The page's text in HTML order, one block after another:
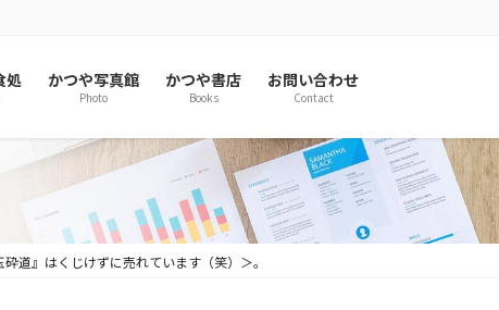
処 かつや写真館
Photo
かつや書店
Books
お問い合わせ
Contact
道』はくじけずに売れています（笑）＞。